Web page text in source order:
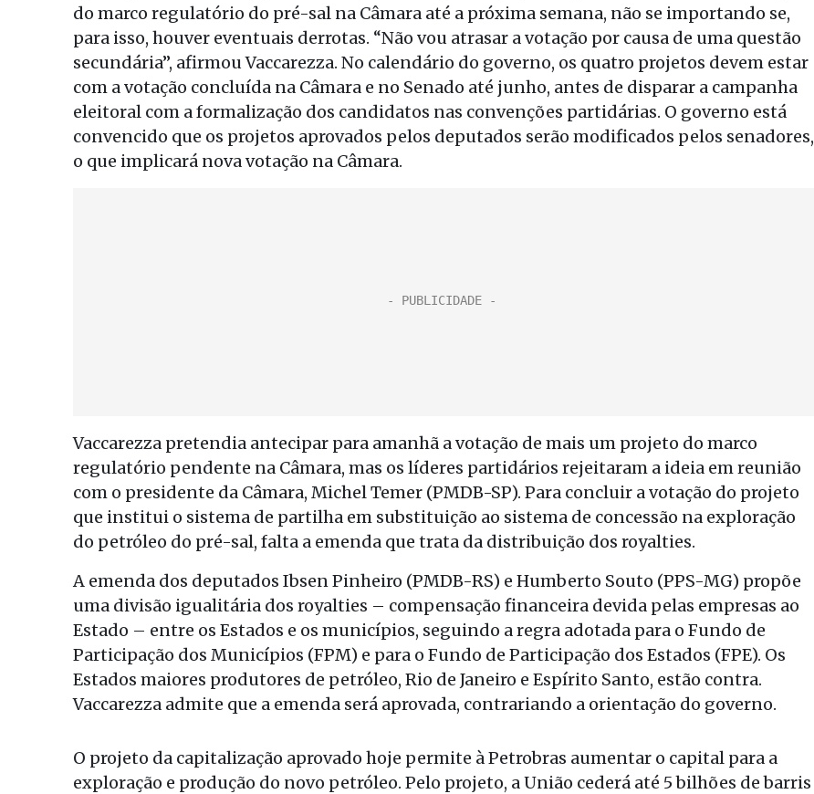
do marco regulatório do pré-sal na Câmara até a próxima semana, não se importando se,
para isso, houver eventuais derrotas. “Não vou atrasar a votação por causa de uma questão
secundária”, afirmou Vaccarezza. No calendário do governo, os quatro projetos devem estar
com a votação concluída na Câmara e no Senado até junho, antes de disparar a campanha
eleitoral com a formalização dos candidatos nas convenções partidárias. O governo está
convencido que os projetos aprovados pelos deputados serão modificados pelos senadores,
o que implicará nova votação na Câmara.
Vaccarezza pretendia antecipar para amanhã a votação de mais um projeto do marco
regulatório pendente na Câmara, mas os líderes partidários rejeitaram a ideia em reunião
com o presidente da Câmara, Michel Temer (PMDB-SP). Para concluir a votação do projeto
que institui o sistema de partilha em substituição ao sistema de concessão na exploração
do petróleo do pré-sal, falta a emenda que trata da distribuição dos royalties.
A emenda dos deputados Ibsen Pinheiro (PMDB-RS) e Humberto Souto (PPS-MG) propõe
uma divisão igualitária dos royalties – compensação financeira devida pelas empresas ao
Estado – entre os Estados e os municípios, seguindo a regra adotada para o Fundo de
Participação dos Municípios (FPM) e para o Fundo de Participação dos Estados (FPE). Os
Estados maiores produtores de petróleo, Rio de Janeiro e Espírito Santo, estão contra.
Vaccarezza admite que a emenda será aprovada, contrariando a orientação do governo.
O projeto da capitalização aprovado hoje permite à Petrobras aumentar o capital para a
exploração e produção do novo petróleo. Pelo projeto, a União cederá até 5 bilhões de barris